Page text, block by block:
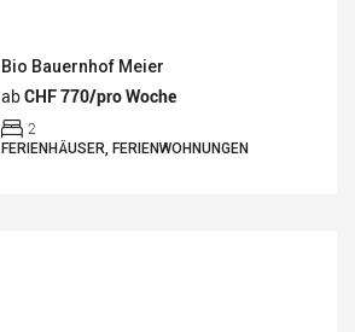
Bio Bauernhof Meier
abCHF 770/pro Woche
2
FERIENHÄUSER, FERIENWOHNUNGEN